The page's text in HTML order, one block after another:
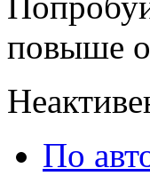
повыше
По